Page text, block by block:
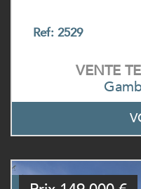
Ref: 2529
VENTE